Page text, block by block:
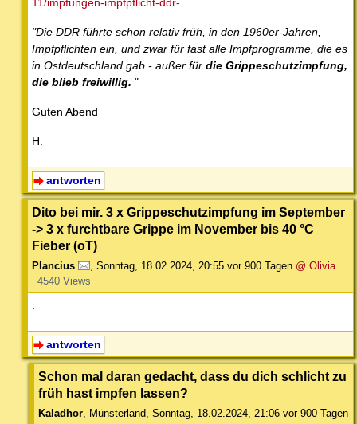
11/impfungen-impfpflicht-ddr-...
"Die DDR führte schon relativ früh, in den 1960er-Jahren,
Impfpflichten ein, und zwar für fast alle Impfprogramme, die es
in Ostdeutschland gab - außer für die Grippeschutzimpfung,
die blieb freiwillig. "
Guten Abend
H.
antworten
Dito bei mir. 3 x Grippeschutzimpfung im September
-> 3 x furchtbare Grippe im November bis 40 °C
Fieber (oT)
Plancius , Sonntag, 18.02.2024, 20:55 vor 900 Tagen @ Olivia
4540 Views
antworten
Schon mal daran gedacht, dass du dich schlicht zu
früh hast impfen lassen?
Kaladhor Münsterland Sonntag, 18.02.2024, 21:06 vor 900 Tagen